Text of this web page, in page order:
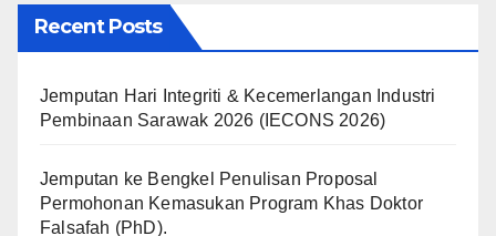
Recent Posts
Jemputan Hari Integriti & Kecemerlangan Industri
Pembinaan Sarawak 2026 (IECONS 2026)
Jemputan ke Bengkel Penulisan Proposal
Permohonan Kemasukan Program Khas Doktor
Falsafah (PhD).